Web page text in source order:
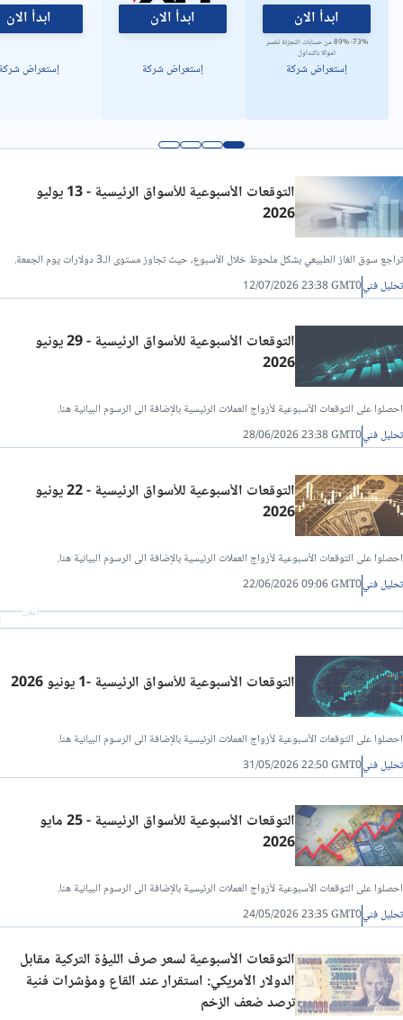
ابدأ الان
73%- 89% من حسابات التجزئة تخسر
اموالا بالتداول
إستعراض شركة
ابدأ الان
إستعراض شركة
ابدأ الان
إستعراض
التوقعات الأسبوعية للأسواق الرئيسية - 13 يوليو
2026
تراجع سوق الغاز الطبيعي بشكل ملحوظ خلال الأسبوع، حيث تجاوز مستوى الـ3 دولارات يوم الجمعة.
تحليل فني12/07/2026 23:38 GMT0
التوقعات الأسبوعية للأسواق الرئيسية - 29 يونيو
2026
احصلوا على التوقعات الأسبوعية لأزواج العملات الرئيسية بالإضافة الى الرسوم البيانية هنا.
تحليل فني28/06/2026 23:38 GMT0
التوقعات الأسبوعية للأسواق الرئيسية - 22 يونيو
2026
احصلوا على التوقعات الأسبوعية لأزواج العملات الرئيسية بالإضافة الى الرسوم البيانية هنا.
تحليل فني22/06/2026 09:06 GMT0
أعلان
التوقعات الأسبوعية للأسواق الرئيسية -1 يونيو 2026
احصلوا على التوقعات الأسبوعية لأزواج العملات الرئيسية بالإضافة الى الرسوم البيانية هنا.
تحليل فني31/05/2026 22:50 GMT0
التوقعات الأسبوعية للأسواق الرئيسية - 25 مايو
2026
احصلوا على التوقعات الأسبوعية لأزواج العملات الرئيسية بالإضافة الى الرسوم البيانية هنا.
تحليل فني24/05/2026 23:35 GMT0
التوقعات الأسبوعية لسعر صرف الليؤة التركية مقابل
الدولار الأمريكي: استقرار عند القاع ومؤشرات فنية
ترصد ضعف الزخم